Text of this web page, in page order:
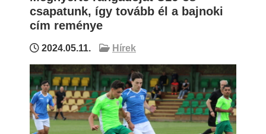
csapatunk, így tovább él a bajnoki
cím reménye
2024.05.11. Hírek